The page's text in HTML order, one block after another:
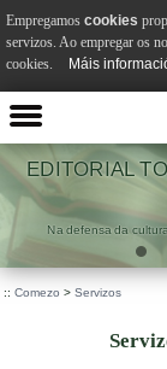
EDITORIAL
Na defensa da
:: Comezo > Servizos
Empregamos cookies
servizos. Ao empregar os
cookies.
Máis